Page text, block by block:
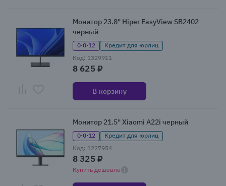
Монитор 23.8" Hiper EasyView SB2402
черный
0·0·12
Кредит для юрлиц
Код: 1329911
8 625 ₽
В корзину
Монитор 21.5" Xiaomi A22i черный
0·0·12
Кредит для юрлиц
Код: 1227954
8 325 ₽
Купить дешевле